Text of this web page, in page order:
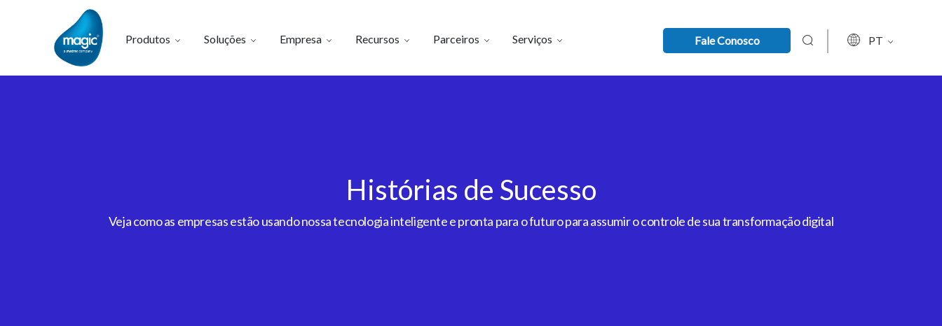
Produtos Soluções Empresa Recursos Parceiros Serviços Fale Conosco PT
Histórias de Sucesso
Veja como as empresas estão usando nossa tecnologia inteligente e pronta para o futuro para assumir o controle de sua transformação digital